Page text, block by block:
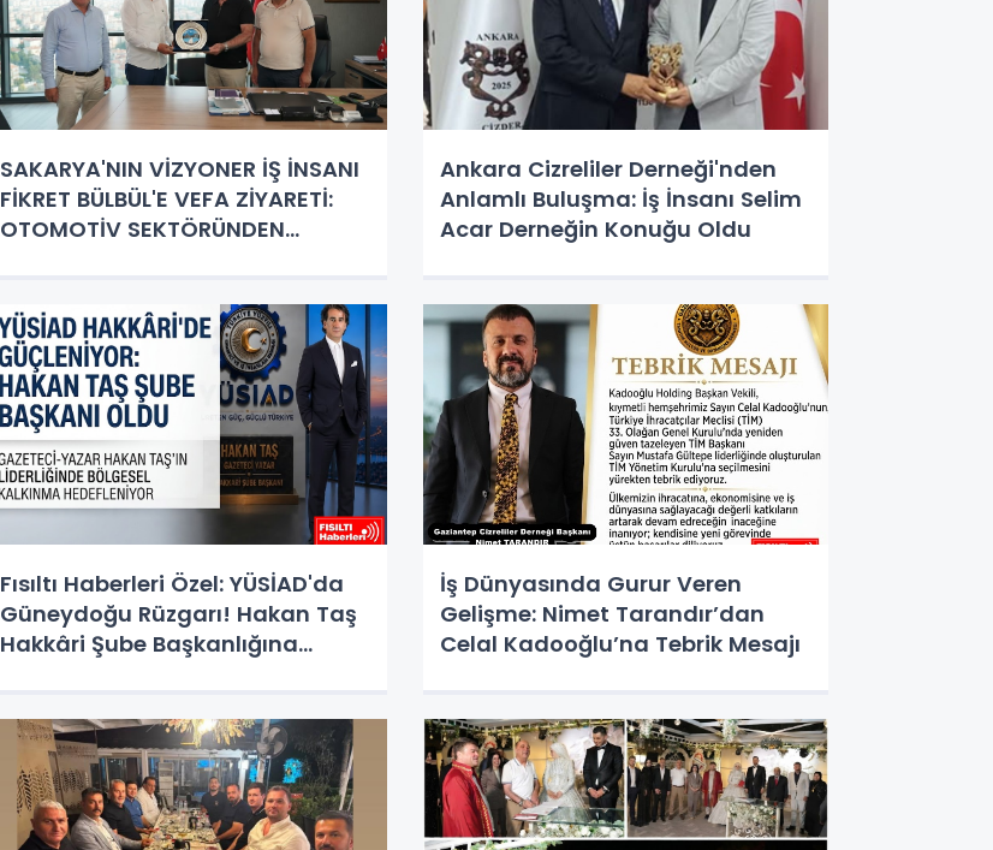
SAKARYA'NIN VİZYONER İŞ İNSANI
FİKRET BÜLBÜL'E VEFA ZİYARETİ:
OTOMOTİV SEKTÖRÜNDEN
Ankara Cizreliler Derneği'nden
Anlamlı Buluşma: İş İnsanı Selim
Acar Derneğin Konuğu Oldu
Fısıltı Haberleri Özel: YÜSİAD'da
Güneydoğu Rüzgarı! Hakan Taş
Hakkâri Şube Başkanlığına
İş Dünyasında Gurur Veren
Gelişme: Nimet Tarandır’dan
Celal Kadooğlu’na Tebrik Mesajı